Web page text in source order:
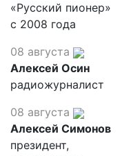
«Русский пионер»
с 2008 года
08 августа
Алексей Осин
радиожурналист
08 августа
Алексей Симонов
президент,